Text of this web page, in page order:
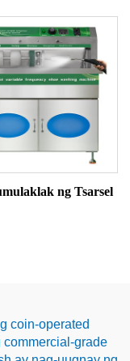
ng Tsarsel
coin-operated
commercial-grade